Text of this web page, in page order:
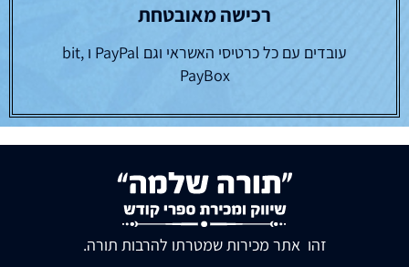
רכישה מאובטחת
עובדים עם כל כרטיסי האשראי וגם PayPal ו bit,
PayBox
זהו אתר מכירות שמטרתו להרבות תורה.